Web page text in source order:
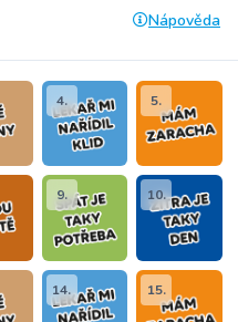
Nápověda
4. 5.
9. 10.
14. 15.